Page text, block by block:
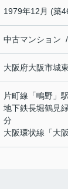
1979年12月 (築
中古マンション
大阪府大阪市城
片町線 「鴫野 」
地下鉄長堀鶴見
分
大阪環状線 「大